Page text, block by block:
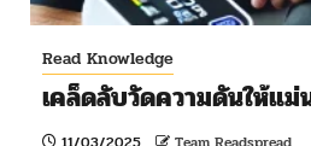
Read Knowledge
เคล็ดลับวัดความดันให้แม่